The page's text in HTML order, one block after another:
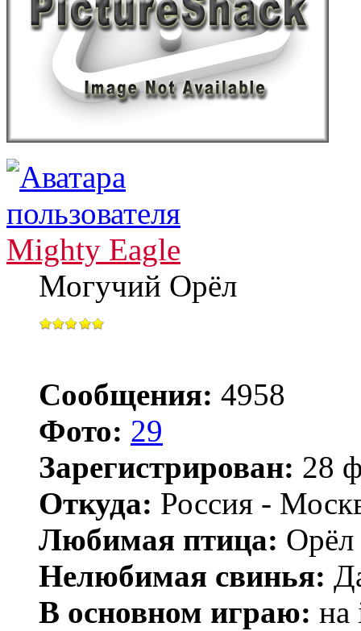
Mighty Eagle
Могучий Орёл
Сообщения: 4958
Фото: 29
Зарегистрирован: 28
Откуда: Россия -
Любимая птица:
Нелюбимая свинья:
В основном играю: на